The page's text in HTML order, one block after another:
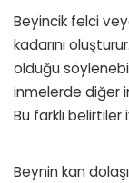
Beyincik felci
kadarını
olduğu
inmelerde diğer
Bu farklı belirtiler
Beynin kan